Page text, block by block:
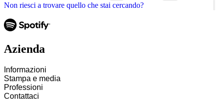
Non riesci a trovare quello che stai cercando?
Azienda
Informazioni
Stampa e media
Professioni
Contattaci